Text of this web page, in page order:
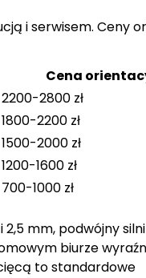
i serwisem. Ceny
Cena
2200-2800 zł
1800-2200 zł
1500-2000 zł
1200-1600 zł
700-1000 zł
mm, podwójny
biurze
to standardowe